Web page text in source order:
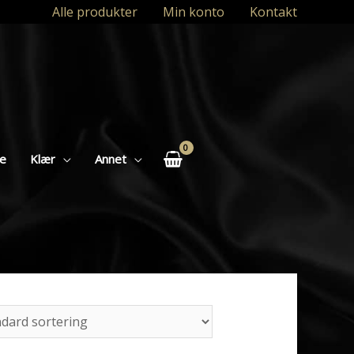
Alle produkter Min konto Kontakt
Klær Annet